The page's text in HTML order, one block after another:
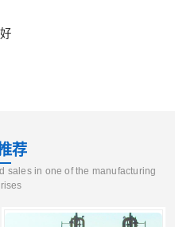
荐
sales in one of the manufacturing